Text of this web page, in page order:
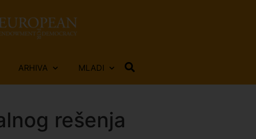
ARHIVA MLADI
rešenja